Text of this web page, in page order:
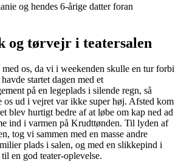
og hendes 6-årige datter foran
og tørvejr i teatersalen
os, da vi i weekenden skulle en tur forbi
startet dagen med et
på en legeplads i silende regn, så
os ud i vejret var ikke super høj. Afsted kom
blev hurtigt bedre af at løbe om kap ned ad
ind i varmen på Krudttønden. Til lyden af
tog vi sammen med en masse andre
plads i salen, og med en slikkepind i
en god teater-oplevelse.